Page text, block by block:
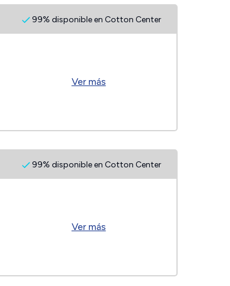
99% disponible en Cotton Center
Ver más
99% disponible en Cotton Center
Ver más